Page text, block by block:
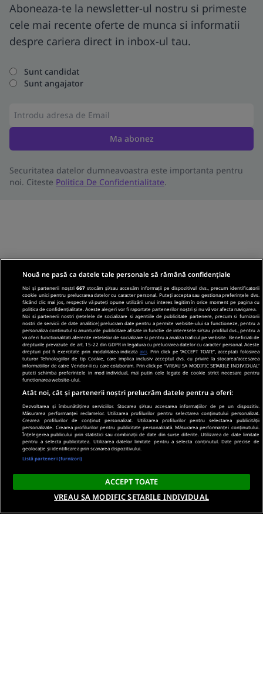
Aboneaza-te la newsletter-ul nostru si primeste
cele mai recente oferte de munca si informatii
despre cariera direct in inbox-ul tau.
Sunt candidat
Sunt angajator
Ma abonez
Securitatea datelor dumneavoastra este importanta pentru
noi. Citeste Politica De Confidentialitate.
Nouă ne pasă ca datele tale personale să rămână confidențiale
Noi și partenerii noștri667 stocăm și/sau accesăm informații pe dispozitivul dvs., precum identificatorii
cookie unici pentru prelucrarea datelor cu caracter personal. Puteți accepta sau gestiona preferințele dvs.
făcând clic mai jos, respectiv vă puteți opune utilizării unui interes legitim în orice moment pe pagina cu
politica de confidențialitate. Aceste alegeri vor fi raportate partenerilor noștri și nu vă vor afecta navigarea.
Noi si partenerii nostri (retelele de socializare si agentiile de publicitate partenere, precum si furnizorii
nostri de servicii de date analitice) prelucram date pentru a permite website-ului sa functioneze, pentru a
personaliza continutul si anunturile publicitare afisate in functie de interesele si/sau profilul dvs., pentru a
va oferi functionalitati aferente retelelor de socializare si pentru a analiza traficul pe website. Beneficiati de
drepturile prevazute de art. 15-22 din GDPR in legatura cu prelucrarea datelor cu caracter personal. Aceste
drepturi pot fi exercitate prin modalitatea indicata aici . Prin click pe “ACCEPT TOATE”, acceptati folosirea
tuturor Tehnologiilor de tip Cookie, care implica inclusiv acceptul dvs. cu privire la stocarea/accesarea
informatiilor de catre Vendor-ii cu care colaboram. Prin click pe “VREAU SA MODIFIC SETARILE INDIVIDUAL”
puteti schimba preferintele in mod individual, mai putin cele legate de cookie strict necesare pentru
functionarea website-ului.
Atât noi, cât și partenerii noștri prelucrăm datele pentru a oferi:
Dezvoltarea și îmbunătățirea serviciilor. Stocarea și/sau accesarea informațiilor de pe un dispozitiv.
Măsurarea performanței reclamelor. Utilizarea profilurilor pentru selectarea conținutului personalizat.
Crearea profilurilor de conținut personalizat. Utilizarea profilurilor pentru selectarea publicității
personalizate. Crearea profilurilor pentru publicitate personalizată. Măsurarea performanței conținutului.
Înțelegerea publicului prin statistici sau combinații de date din surse diferite. Utilizarea de date limitate
pentru a selecta publicitatea. Utilizarea datelor limitate pentru a selecta conținutul. Date precise de
geolocație și identificarea prin scanarea dispozitivului.
Listă parteneri (furnizori)
ACCEPT TOATE
VREAU SA MODIFIC SETARILE INDIVIDUAL